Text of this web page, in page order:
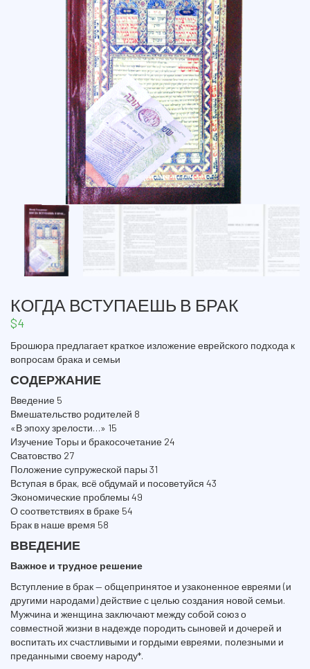
КОГДА ВСТУПАЕШЬ В БРАК
$4
Брошюра предлагает краткое изложение еврейского подхода к
вопросам брака и семьи
СОДЕРЖАНИЕ
Введение 5
Вмешательство родителей 8
«В эпоху зрелости…» 15
Изучение Торы и бракосочетание 24
Сватовство 27
Положение супружеской пары 31
Вступая в брак, всё обдумай и посоветуйся 43
Экономические проблемы 49
О соответствиях в браке 54
Брак в наше время 58
ВВЕДЕНИЕ
Важное и трудное решение
Вступление в брак — общепринятое и узаконенное евреями (и
другими народами) действие с целью создания новой семьи.
Мужчина и женщина заключают между собой союз о
совместной жизни в надежде породить сыновей и дочерей и
воспитать их счастливыми и гордыми евреями, полезными и
преданными своему народу*.